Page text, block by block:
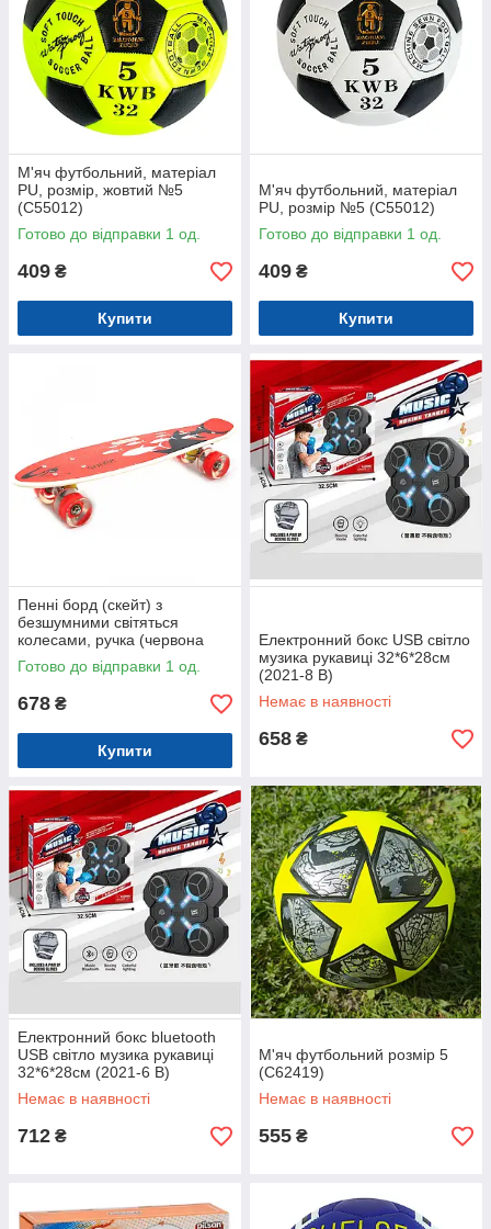
М'яч футбольний, матеріал
PU, розмір, жовтий №5
(С55012)
Готово до відправки 1 од.
409 ₴
Купити
М'яч футбольний, матеріал
PU, розмір №5 (С55012)
Готово до відправки 1 од.
409 ₴
Купити
Пенні борд (скейт) з
безшумними світяться
колесами, ручка (червона
акула) 70822
Готово до відправки 1 од.
678 ₴
Купити
Електронний бокс USB світло
музика рукавиці 32*6*28см
(2021-8 B)
Немає в наявності
658 ₴
Електронний бокс bluetooth
USB світло музика рукавиці
32*6*28см (2021-6 B)
Немає в наявності
712 ₴
М'яч футбольний розмір 5
(C62419)
Немає в наявності
555 ₴